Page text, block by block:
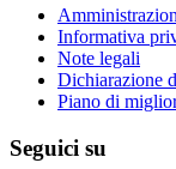
Informativa
Note legali
Dichiarazione
Piano di
Seguici su